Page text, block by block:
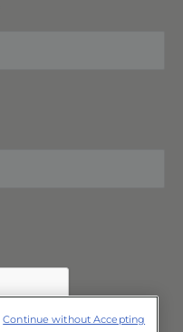
Continue without Accepting